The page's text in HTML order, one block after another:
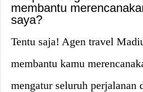
membantu
saya?
Tentu saja! Agen travel
membantu kamu
mengatur seluruh perjalanan